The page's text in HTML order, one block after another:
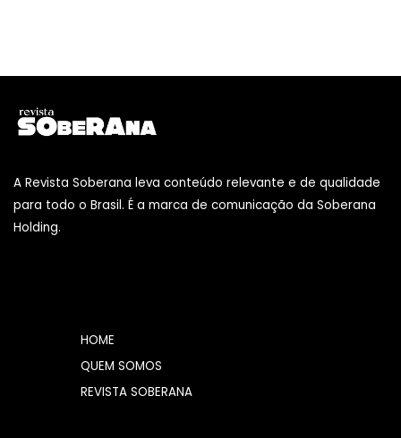
A Revista Soberana leva conteúdo relevante e de qualidade
para todo o Brasil. É a marca de comunicação da Soberana
Holding.
HOME
QUEM SOMOS
REVISTA SOBERANA